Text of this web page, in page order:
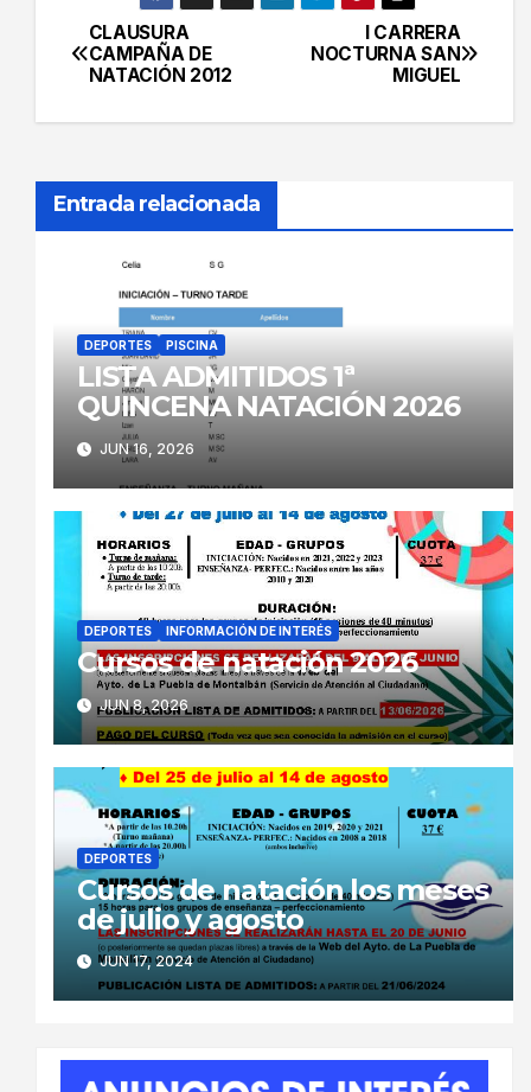
Navegación
de
I CARRERA
NOCTURNA SAN
MIGUEL
CLAUSURA
CAMPAÑA DE
NATACIÓN 2012
Entrada relacionada
DEPORTES PISCINA
LISTA ADMITIDOS 1ª
QUINCENA NATACIÓN 2026
JUN 16, 2026
DEPORTES INFORMACIÓN DE INTERÉS
Cursos de natación 2026
JUN 8, 2026
DEPORTES
Cursos de natación los meses
de julio y agosto
JUN 17, 2024